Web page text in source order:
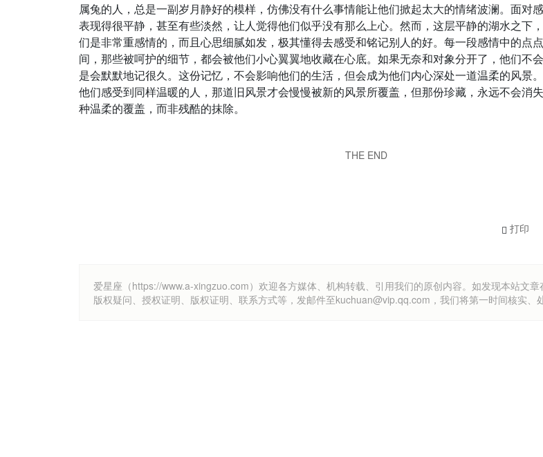
属兔的人，总是一副岁月静好的模样，仿佛没有什么事情能让他们掀起太大的情绪波澜。面对
表现得很平静，甚至有些淡然，让人觉得他们似乎没有那么上心。然而，这层平静的湖水之下
们是非常重感情的，而且心思细腻如发，极其懂得去感受和铭记别人的好。每一段感情中的点
间，那些被呵护的细节，都会被他们小心翼翼地收藏在心底。如果无奈和对象分开了，他们不
是会默默地记很久。这份记忆，不会影响他们的生活，但会成为他们内心深处一道温柔的风景
他们感受到同样温暖的人，那道旧风景才会慢慢被新的风景所覆盖，但那份珍藏，永远不会消
种温柔的覆盖，而非残酷的抹除。
THE END
打印
爱星座（https://www.a-xingzuo.com）欢迎各方媒体、机构转载、引用我们的原创内容。如发现本站文
版权疑问、授权证明、版权证明、联系方式等，发邮件至kuchuan@vip.qq.com，我们将第一时间核实、